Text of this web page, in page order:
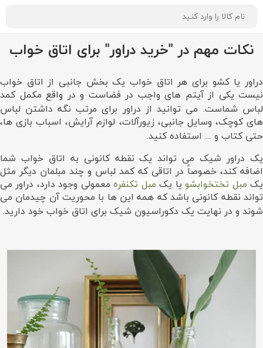
نکات مهم در "خرید دراور" برای اتاق خواب
دراور یا کشو برای هر اتاق خواب یک بخش جانبی از اتاق خواب
نیست یکی از آیتم های واجب در فضاست و در واقع مکمل کمد
لباس شماست. می توانید از دراور برای مرتب نگه داشتن لباس
های کوچک، وسایل جانبی، زیورآلات، لوازم آرایش، اسباب بازی ها،
حتی کتاب و … استفاده کنید.
یک دراور شیک می تواند یک نقطه کانونی به اتاق خواب شما
اضافه کند، خصوصاً در اتاقی که کمد لباس و چند مبلمان دیگر مثل
یک مبل تختخوابشویا یک مبل تکنفرهمعمولی وجود دارد، دراور می
تواند نقطه کانونی باشد که همه این ها با محوریت آن چیدمان می
شوند و در نهایت یک دکوراسیون شیک برای اتاق خواب خود دارید.